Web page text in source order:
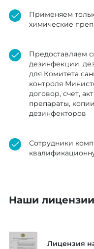
Применяем
химические
Предоставляем
дезинфекции,
для Комитета
контроля
договор, счет,
препараты,
дезинфекторов
Сотрудники
Наши лицензии
Лицензия